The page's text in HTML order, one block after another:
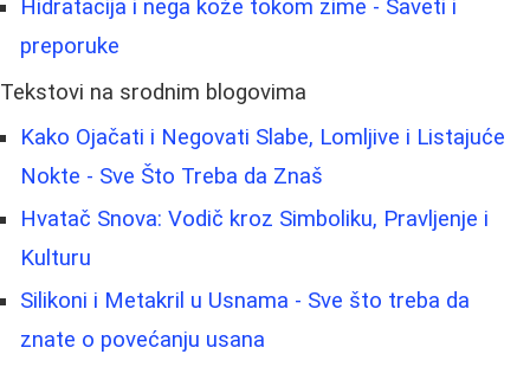
Hidratacija i nega kože tokom zime - Saveti i
preporuke
Tekstovi na srodnim blogovima
Kako Ojačati i Negovati Slabe, Lomljive i Listajuće
Nokte - Sve Što Treba da Znaš
Hvatač Snova: Vodič kroz Simboliku, Pravljenje i
Kulturu
Silikoni i Metakril u Usnama - Sve što treba da
znate o povećanju usana